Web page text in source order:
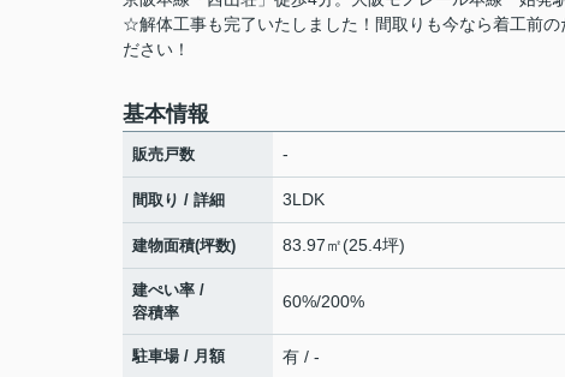
☆解体工事も完了いたしました！間取りも今なら着工前
ださい！
基本情報
販売戸数 -
間取り / 詳細 3LDK
建物面積(坪数) 83.97㎡(25.4坪)
建ぺい率 /
容積率
60%/200%
駐車場 / 月額 有 / -